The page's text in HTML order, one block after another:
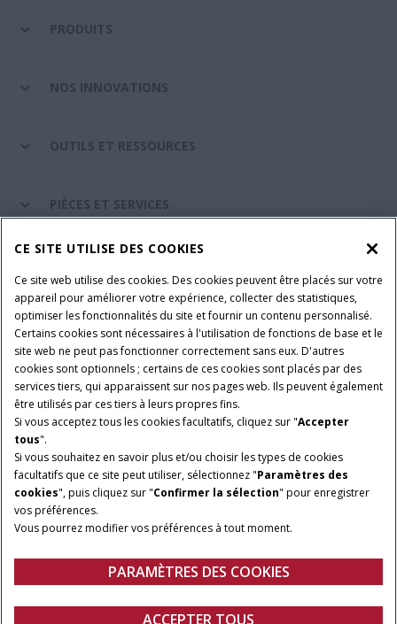
PRODUITS
NOS INNOVATIONS
OUTILS ET RESSOURCES
PIÈCES ET SERVICES
Conditions générales d'utilisation
Avis de confidentialité
Mentions légales
Paramètres des cookies
Telematics avis de confidentialité
© 2026 CNH Industrial America LLC. All Rights Reserved. Case IH is a
trademark of CNH Industrial America LLC.
CE SITE UTILISE DES COOKIES
Ce site web utilise des cookies. Des cookies peuvent être placés sur votre
appareil pour améliorer votre expérience, collecter des statistiques,
optimiser les fonctionnalités du site et fournir un contenu personnalisé.
Certains cookies sont nécessaires à l'utilisation de fonctions de base et le
site web ne peut pas fonctionner correctement sans eux. D'autres
cookies sont optionnels ; certains de ces cookies sont placés par des
services tiers, qui apparaissent sur nos pages web. Ils peuvent également
être utilisés par ces tiers à leurs propres fins.
Si vous acceptez tous les cookies facultatifs, cliquez sur "Accepter
tous".
Si vous souhaitez en savoir plus et/ou choisir les types de cookies
facultatifs que ce site peut utiliser, sélectionnez "Paramètres des
cookies", puis cliquez sur "Confirmer la sélection" pour enregistrer
vos préférences.
Vous pourrez modifier vos préférences à tout moment.
PARAMÈTRES DES COOKIES
ACCEPTER TOUS